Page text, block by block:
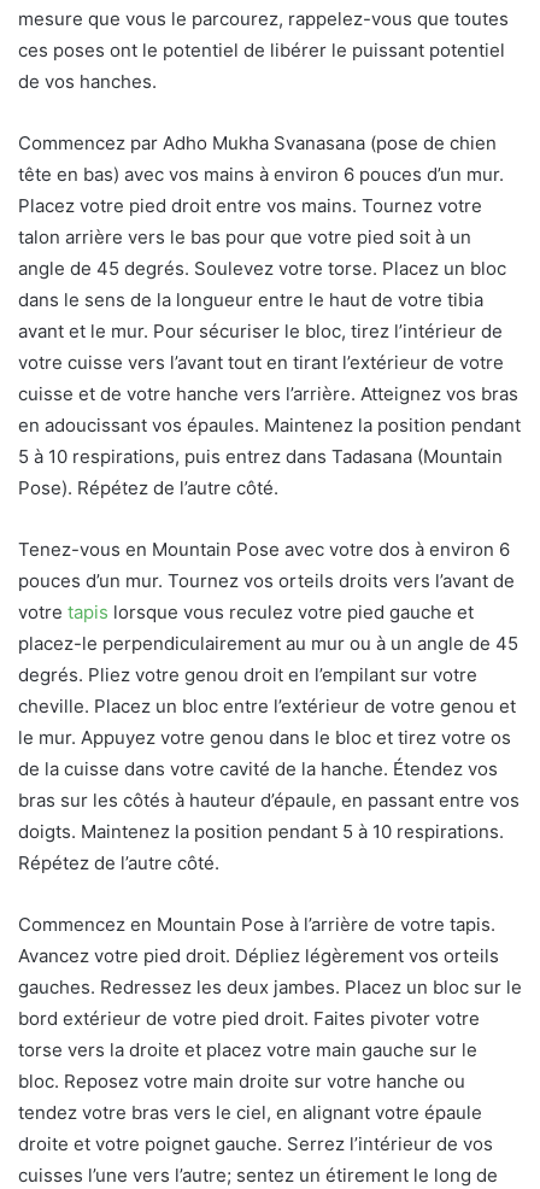
mesure que vous le parcourez, rappelez-vous que toutes
ces poses ont le potentiel de libérer le puissant potentiel
de vos hanches.
Commencez par Adho Mukha Svanasana (pose de chien
tête en bas) avec vos mains à environ 6 pouces d’un mur.
Placez votre pied droit entre vos mains. Tournez votre
talon arrière vers le bas pour que votre pied soit à un
angle de 45 degrés. Soulevez votre torse. Placez un bloc
dans le sens de la longueur entre le haut de votre tibia
avant et le mur. Pour sécuriser le bloc, tirez l’intérieur de
votre cuisse vers l’avant tout en tirant l’extérieur de votre
cuisse et de votre hanche vers l’arrière. Atteignez vos bras
en adoucissant vos épaules. Maintenez la position pendant
5 à 10 respirations, puis entrez dans Tadasana (Mountain
Pose). Répétez de l’autre côté.
Tenez-vous en Mountain Pose avec votre dos à environ 6
pouces d’un mur. Tournez vos orteils droits vers l’avant de
votre tapis lorsque vous reculez votre pied gauche et
placez-le perpendiculairement au mur ou à un angle de 45
degrés. Pliez votre genou droit en l’empilant sur votre
cheville. Placez un bloc entre l’extérieur de votre genou et
le mur. Appuyez votre genou dans le bloc et tirez votre os
de la cuisse dans votre cavité de la hanche. Étendez vos
bras sur les côtés à hauteur d’épaule, en passant entre vos
doigts. Maintenez la position pendant 5 à 10 respirations.
Répétez de l’autre côté.
Commencez en Mountain Pose à l’arrière de votre tapis.
Avancez votre pied droit. Dépliez légèrement vos orteils
gauches. Redressez les deux jambes. Placez un bloc sur le
bord extérieur de votre pied droit. Faites pivoter votre
torse vers la droite et placez votre main gauche sur le
bloc. Reposez votre main droite sur votre hanche ou
tendez votre bras vers le ciel, en alignant votre épaule
droite et votre poignet gauche. Serrez l’intérieur de vos
cuisses l’une vers l’autre; sentez un étirement le long de